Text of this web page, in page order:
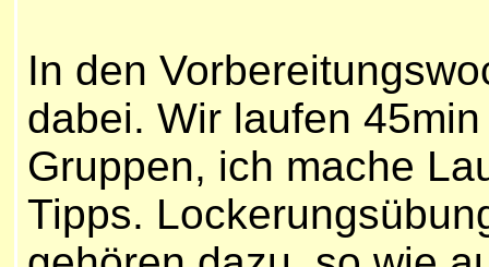
In den
dabei. Wir laufen
Gruppen, ich mache
Tipps.